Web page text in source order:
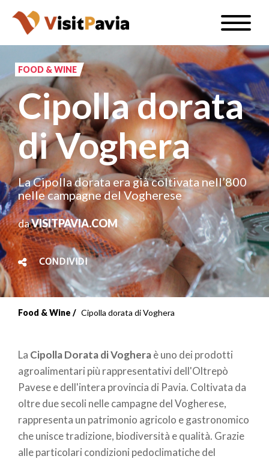
Salta
contenuto
principale
Toggle
IT
#visitpavia
FOOD & WINE
Cipolla dorata
di Voghera
La Cipolla dorata era già coltivata nell’800
nelle campagne del Vogherese
daVISITPAVIA.COM
CONDIVIDI
Food & Wine Cipolla dorata di Voghera
La Cipolla Dorata di Vogheraè uno dei prodotti
agroalimentari più rappresentativi dell'Oltrepò
Pavese e dell'intera provincia di Pavia. Coltivata da
oltre due secoli nelle campagne del Vogherese,
rappresenta un patrimonio agricolo e gastronomico
che unisce tradizione, biodiversità e qualità. Grazie
alle particolari condizioni pedoclimatiche del